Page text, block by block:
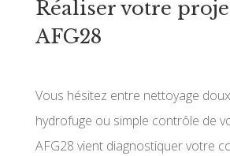
Réaliser votre
AFG28
Vous hésitez entre nettoyage
hydrofuge ou simple contrôle de
AFG28 vient diagnostiquer votre